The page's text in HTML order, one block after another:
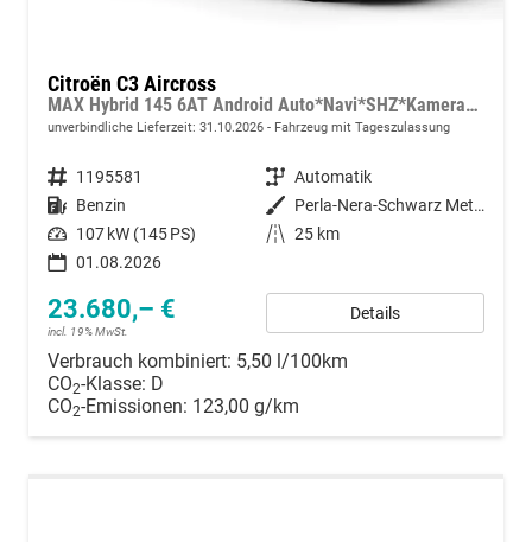
Citroën C3 Aircross
MAX Hybrid 145 6AT Android Auto*Navi*SHZ*Kamera*Totwinkel*Keyless*17"*Klimaauto
unverbindliche Lieferzeit: 31.10.2026 Fahrzeug mit Tageszulassung
Fahrzeugnummer 1195581 Getriebe Automatik
Kraftstoff Benzin Außenfarbe
Perla-Nera-Schwarz Metallic mit weißem Dach
Leistung 107 kW (145 PS) Kilometerstand 25 km
01.08.2026
23.680,– €
incl. 19% MwSt.
Details
Verbrauch kombiniert: 5,50 l/100km
CO2-Klasse: D
CO2-Emissionen: 123,00 g/km